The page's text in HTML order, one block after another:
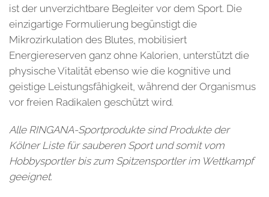
ist der unverzichtbare Begleiter vor dem Sport. Die
einzigartige Formulierung begünstigt die
Mikrozirkulation des Blutes, mobilisiert
Energiereserven ganz ohne Kalorien, unterstützt die
physische Vitalität ebenso wie die kognitive und
geistige Leistungsfähigkeit, während der Organismus
vor freien Radikalen geschützt wird.
Alle RINGANA-Sportprodukte sind Produkte der
Kölner Liste für sauberen Sport und somit vom
Hobbysportler bis zum Spitzensportler im Wettkampf
geeignet.